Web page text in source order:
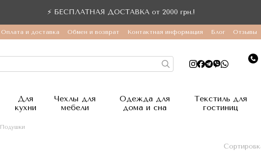
⚡ БЕСПЛАТНАЯ ДОСТАВКА от 2000 грн.!
Оплата и доставка Обмен и возврат Контактная информация Блог Отзывы
Для
кухни
Чехлы для
мебели
Одежда для
дома и сна
Текстиль для
гостиниц
Подушки